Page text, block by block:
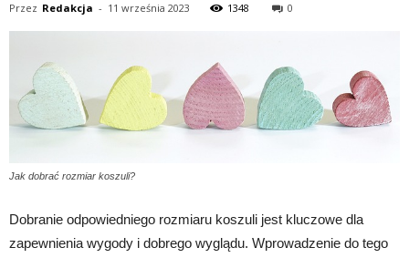
Przez Redakcja - 11 września 2023 1348 0
Jak dobrać rozmiar koszuli?
Dobranie odpowiedniego rozmiaru koszuli jest kluczowe dla
zapewnienia wygody i dobrego wyglądu. Wprowadzenie do tego